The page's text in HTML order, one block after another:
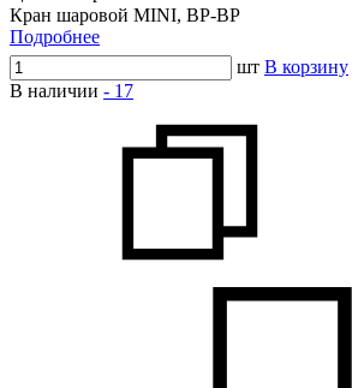
Кран шаровой MINI, ВР-ВР
Подробнее
шт В корзину
В наличии - 17